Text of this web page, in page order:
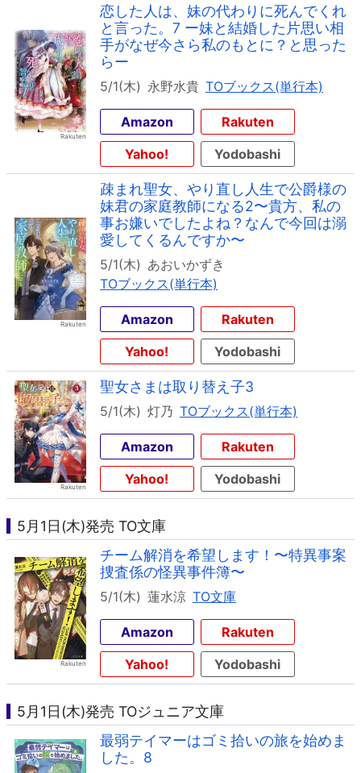
恋した人は、妹の代わりに死んでくれ
と言った。7 ー妹と結婚した片思い相
手がなぜ今さら私のもとに？と思った
らー
5/1(木) 永野水貴 TOブックス(単行本)
Amazon
Rakuten
Yahoo!
Yodobashi
疎まれ聖女、やり直し人生で公爵様の
妹君の家庭教師になる2〜貴方、私の
事お嫌いでしたよね？なんで今回は溺
愛してくるんですか〜
5/1(木) あおいかずき
TOブックス(単行本)
Amazon
Rakuten
Yahoo!
Yodobashi
聖女さまは取り替え子3
5/1(木) 灯乃 TOブックス(単行本)
Amazon
Rakuten
Yahoo!
Yodobashi
5月1日(木)発売 TO文庫
チーム解消を希望します！〜特異事案
捜査係の怪異事件簿〜
5/1(木) 蓮水涼 TO文庫
Amazon
Rakuten
Yahoo!
Yodobashi
5月1日(木)発売 TOジュニア文庫
最弱テイマーはゴミ拾いの旅を始めま
した。8